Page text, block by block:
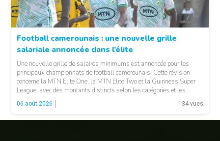
Football camerounais : une nouvelle grille
salariale annoncée dans l’élite
Une nouvelle grille de salaires minimums est annoncée pour les
principaux championnats de football camerounais. Cette révision
concerne la MTN Elite One, la MTN Elite Two et la Guinness Super
League, avec des montants distincts selon les catégories et les
fonctions. LA SUITE APRÈS LA PUBLICITÉ Selon les informations
relayées par Allez Les Lions, […]
06 août 2026 134 vues